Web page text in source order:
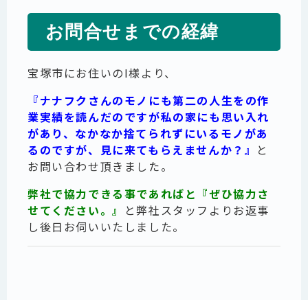
お問合せまでの経緯
宝塚市にお住いのI様より、
『ナナフクさんのモノにも第二の人生をの作
業実績を読んだのですが私の家にも思い入れ
があり、なかなか捨てられずにいるモノがあ
るのですが、見に来てもらえませんか？』 と
お問い合わせ頂きました。
弊社で協力できる事であればと『ぜひ協力さ
せてください。』
と弊社スタッフよりお返事
し後日お伺いいたしました。